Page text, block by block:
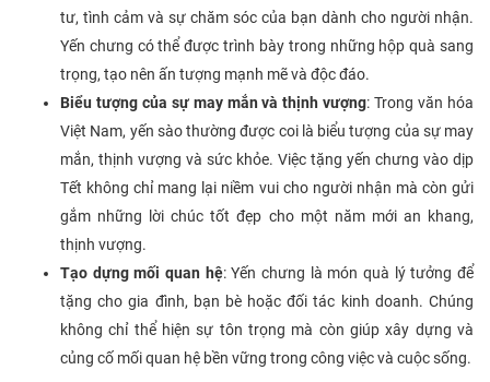
tư, tình cảm và sự chăm sóc của bạn dành cho người nhận.
Yến chưng có thể được trình bày trong những hộp quà sang
trọng, tạo nên ấn tượng mạnh mẽ và độc đáo.
Biểu tượng của sự may mắn và thịnh vượng: Trong văn hóa
Việt Nam, yến sào thường được coi là biểu tượng của sự may
mắn, thịnh vượng và sức khỏe. Việc tặng yến chưng vào dịp
Tết không chỉ mang lại niềm vui cho người nhận mà còn gửi
gắm những lời chúc tốt đẹp cho một năm mới an khang,
thịnh vượng.
Tạo dựng mối quan hệ: Yến chưng là món quà lý tưởng để
tặng cho gia đình, bạn bè hoặc đối tác kinh doanh. Chúng
không chỉ thể hiện sự tôn trọng mà còn giúp xây dựng và
củng cố mối quan hệ bền vững trong công việc và cuộc sống.